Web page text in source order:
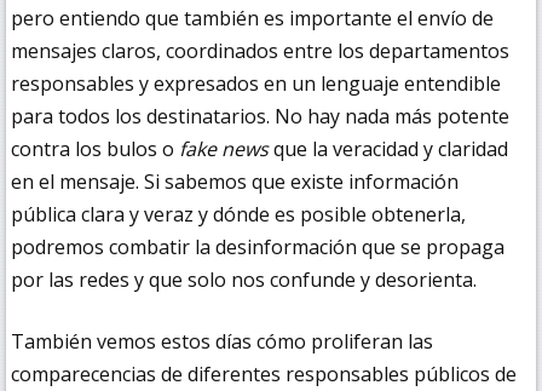
pero entiendo que también es importante el envío de
mensajes claros, coordinados entre los departamentos
responsables y expresados en un lenguaje entendible
para todos los destinatarios. No hay nada más potente
contra los bulos o fake newsque la veracidad y claridad
en el mensaje. Si sabemos que existe información
pública clara y veraz y dónde es posible obtenerla,
podremos combatir la desinformación que se propaga
por las redes y que solo nos confunde y desorienta.
También vemos estos días cómo proliferan las
comparecencias de diferentes responsables públicos de